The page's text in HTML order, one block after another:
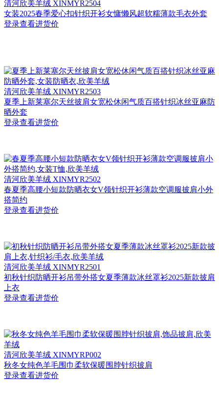
清河欣美羊绒 XINMYR2504
女装2025春季爱心扣针织开衫女慵懒风超软糯薄款毛衣外套
登录查看进货价
清河欣美羊绒 XINMYR2503
夏季上新莱塞尔天丝披肩女宽松休闲气质百搭针织冰丝亚麻防
晒外套
登录查看进货价
清河欣美羊绒 XINMYR2502
春夏季高腰小短款防晒衣女V领针织开衫薄款空调服披肩小外
搭简约
登录查看进货价
清河欣美羊绒 XINMYR2501
初秋针织防晒开衫吊带外搭女夏季薄款冰丝罩衫2025新款披肩
上衣
登录查看进货价
清河欣美羊绒 XINMYRP002
秋冬女纯色羊毛围巾柔软保暖围脖针织披肩
登录查看进货价